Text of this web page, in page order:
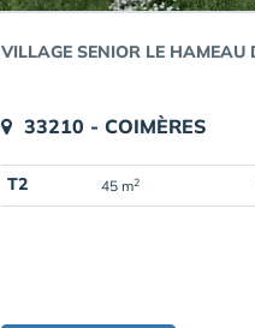
VILLAGE SENIOR LE HAMEAU
33210 - COIMÈRES
T2 45 m2